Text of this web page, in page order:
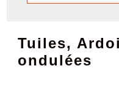
Tuiles,
ondulées